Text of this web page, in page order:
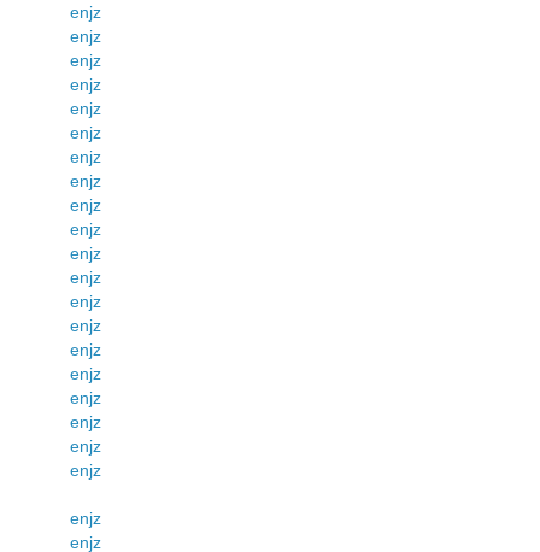
enjz
enjz
enjz
enjz
enjz
enjz
enjz
enjz
enjz
enjz
enjz
enjz
enjz
enjz
enjz
enjz
enjz
enjz
enjz
enjz
enjz
enjz